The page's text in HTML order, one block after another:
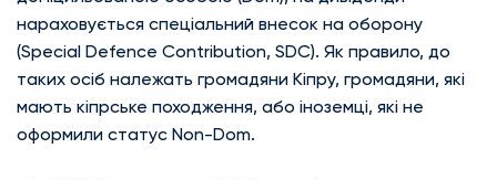
нараховується спеціальний внесок на оборону
(Special Defence Contribution, SDC). Як правило, до
таких осіб належать громадяни Кіпру, громадяни, які
мають кіпрське походження, або іноземці, які не
оформили статус Non-Dom.